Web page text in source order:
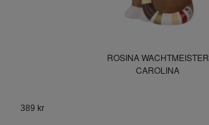
ROSINA WACHTMEISTER
CAROLINA
389 kr